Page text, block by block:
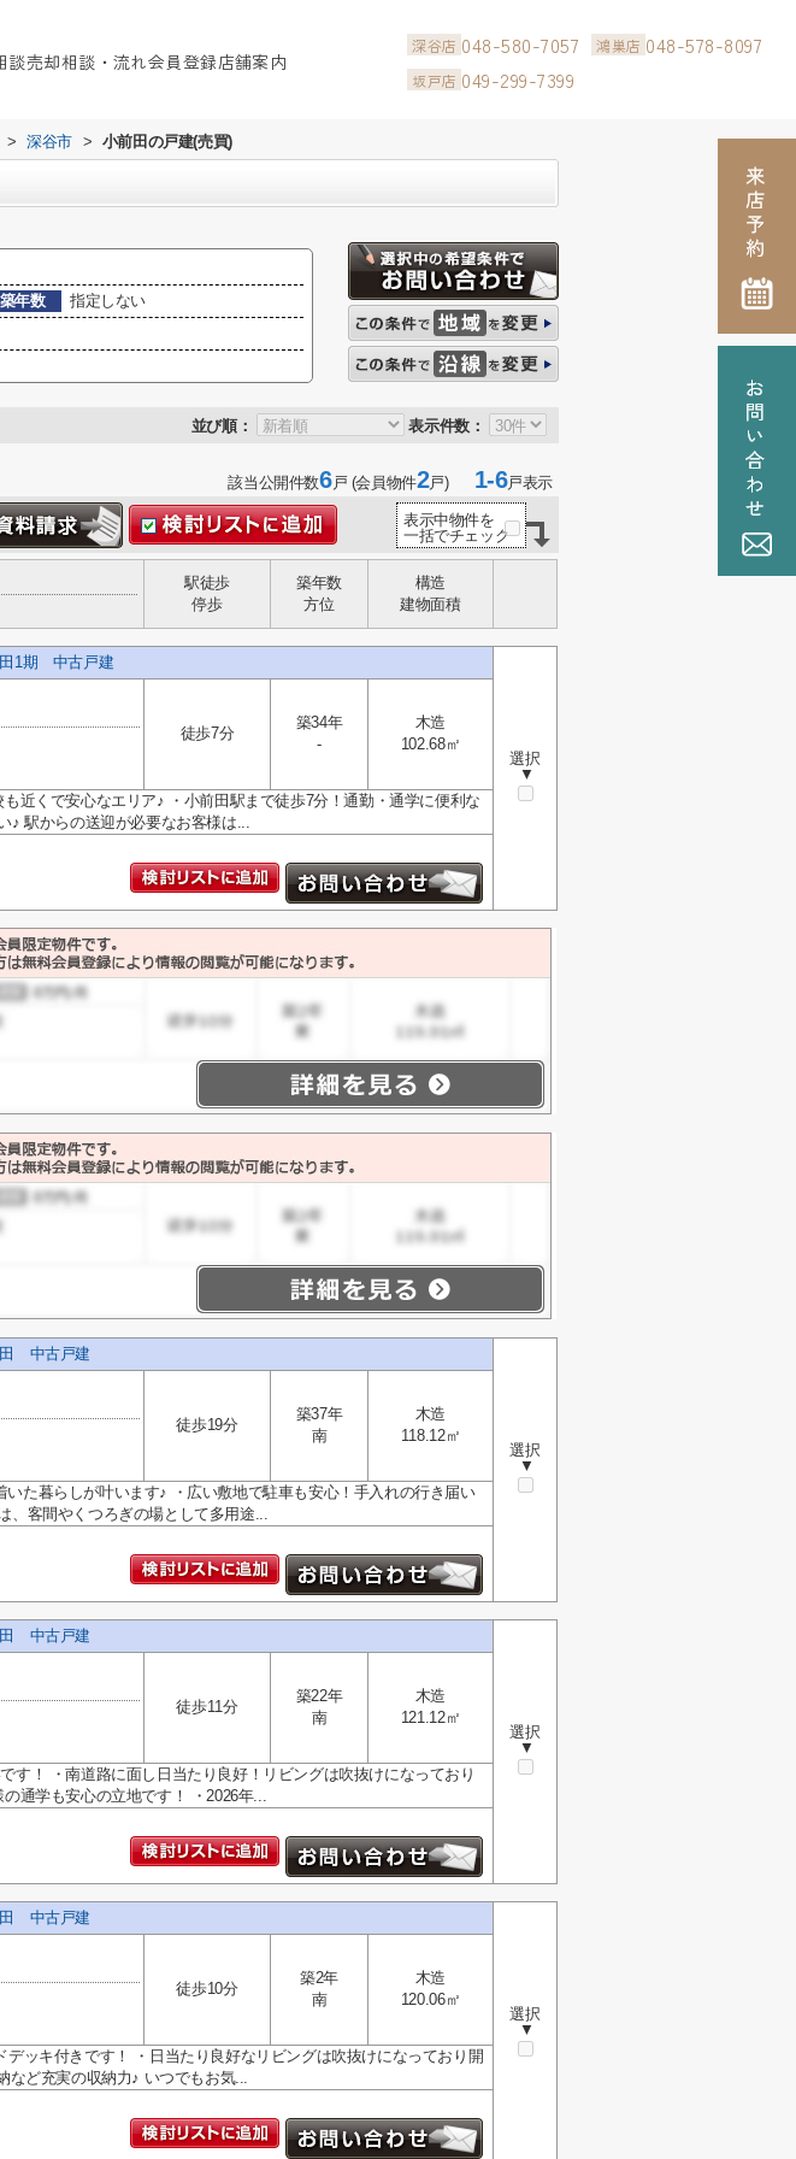
談売却相談・流れ会員登録店舗案内
深谷店 048-580-7057 鴻巣店 048-578-8097
坂戸店 049-299-7399
> 深谷市 > 小前田の戸建(売買)
築年数
指定しない
並び順： 表示件数：
該当公開件数6戸 (会員物件2戸)1-6戸表示
表示中物件を
一括でチェック
駅徒歩
停歩
築年数
方位
構造
建物面積
1期 中古戸建
選択
▼
徒歩7分
築34年
-
木造
102.68㎡
近くで安心なエリア♪ ・小前田駅まで徒歩7分！通勤・通学に便利な
♪ 駅からの送迎が必要なお客様は...
中古戸建
選択
▼
徒歩19分
築37年
南
木造
118.12㎡
いた暮らしが叶います♪ ・広い敷地で駐車も安心！手入れの行き届い
、客間やくつろぎの場として多用途...
中古戸建
選択
▼
徒歩11分
築22年
南
木造
121.12㎡
す！ ・南道路に面し日当たり良好！リビングは吹抜けになっており
通学も安心の立地です！ ・2026年...
中古戸建
選択
▼
徒歩10分
築2年
南
木造
120.06㎡
デッキ付きです！ ・日当たり良好なリビングは吹抜けになっており開
など充実の収納力♪ いつでもお気...